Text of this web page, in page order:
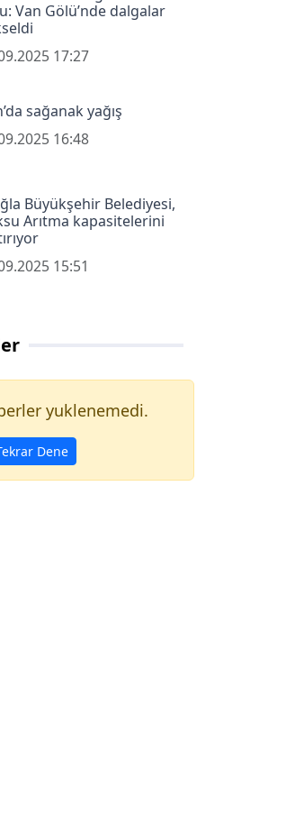
Van Gölü’nde dalgalar
17:27
sağanak yağış
16:48
Büyükşehir Belediyesi,
Arıtma kapasitelerini
15:51
yuklenemedi.
Dene